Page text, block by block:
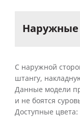
Наружные
С наружной
штангу,
Данные модели
и не боятся
Доступные